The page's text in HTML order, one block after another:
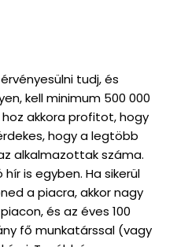
tudj, és
kell minimum 500 000
akkora profitot, hogy
hogy a legtöbb
alkalmazottak száma.
is egyben. Ha sikerül
a piacra, akkor nagy
és az éves 100
fő munkatárssal (vagy